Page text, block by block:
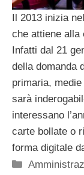
Il 2013 inizia
che attiene
Infatti dal 21
della domanda
primaria,
sarà
interessano
carte bollate o
forma digitale
Categorie